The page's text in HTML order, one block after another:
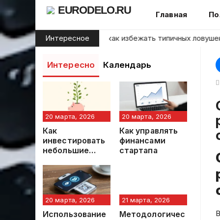
to
EURODELO.RU Главная
Интересное
инвесторов: как избежать типичных ловушек на
Интересно Календарь
20 марта, 2026
Как
инвестировать
небольшие
практический
гид
20 марта, 2026
Как управлять
финансами
стартапа
20 марта, 2026
Использование
21 марта, 2026
Методологичес